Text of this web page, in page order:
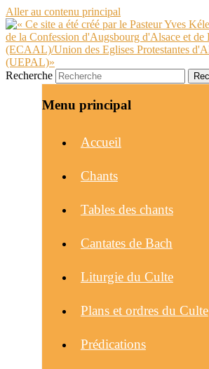
Aller au contenu principal
Recherche
Menu principal
Accueil
Chants
Tables des chants
Cantates de Bach
Liturgie du Culte
Plans et ordres du Culte
Prédications